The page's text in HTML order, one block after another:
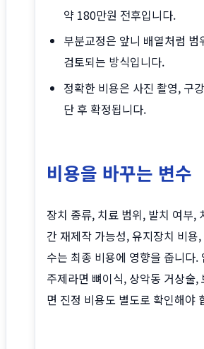
약 180만원 전후입니다.
부분교정은 앞니 배열처럼 범
검토되는 방식입니다.
정확한 비용은 사진 촬영, 구
단 후 확정됩니다.
비용을 바꾸는 변수
장치 종류, 치료 범위, 발치 여부,
간 재제작 가능성, 유지장치 비용
수는 최종 비용에 영향을 줍니다.
주제라면 뼈이식, 상악동 거상술,
면 진정 비용도 별도로 확인해야